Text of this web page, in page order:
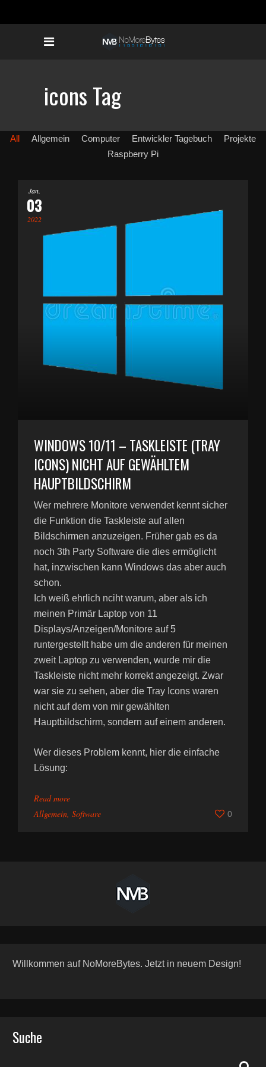
icons Tag
All Allgemein Computer Entwickler Tagebuch
Projekte
Raspberry Pi
Jan.
03
2022
WINDOWS 10/11 – TASKLEISTE (TRAY
ICONS) NICHT AUF GEWÄHLTEM
HAUPTBILDSCHIRM
Wer mehrere Monitore verwendet kennt sicher
die Funktion die Taskleiste auf allen
Bildschirmen anzuzeigen. Früher gab es da
noch 3th Party Software die dies ermöglicht
hat, inzwischen kann Windows das aber auch
schon.
Ich weiß ehrlich nciht warum, aber als ich
meinen Primär Laptop von 11
Displays/Anzeigen/Monitore auf 5
runtergestellt habe um die anderen für meinen
zweit Laptop zu verwenden, wurde mir die
Taskleiste nicht mehr korrekt angezeigt. Zwar
war sie zu sehen, aber die Tray Icons waren
nicht auf dem von mir gewählten
Hauptbildschirm, sondern auf einem anderen.
Wer dieses Problem kennt, hier die einfache
Lösung:
Read more
Allgemein, Software 0
Willkommen auf NoMoreBytes. Jetzt in neuem Design!
Suche